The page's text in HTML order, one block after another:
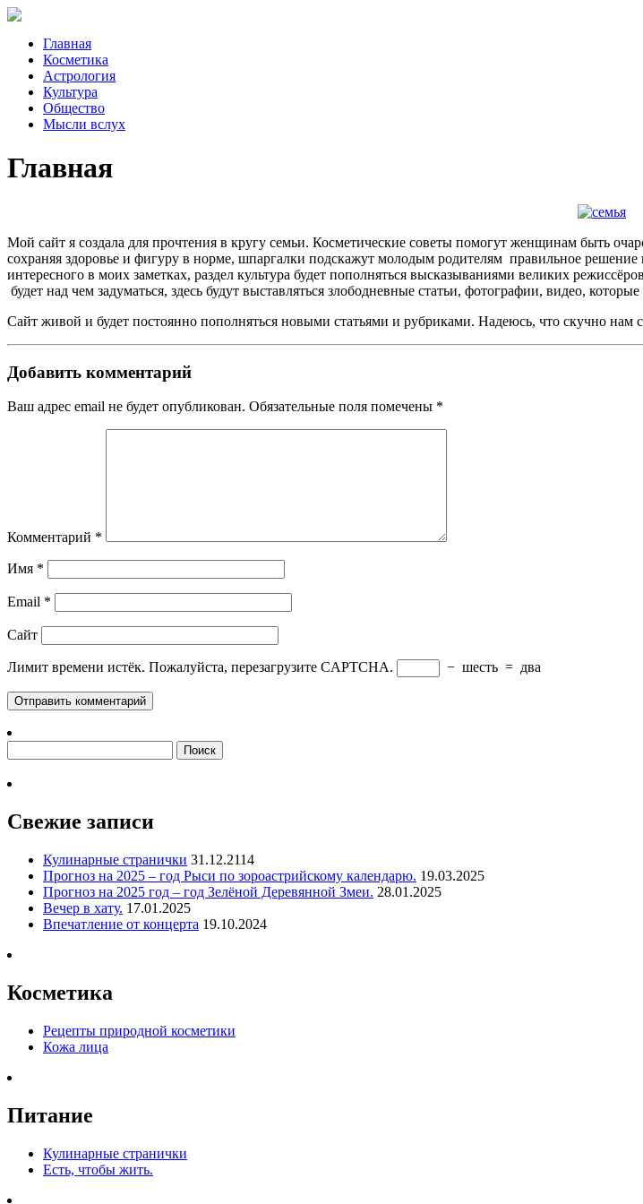
Главная
Косметика
Астрология
Культура
Общество
Мысли вслух
Главная
Мой сайт я создала для прочтения в кругу семьи. Косметические советы помогут женщинам быть
сохраняя здоровье и фигуру в норме, шпаргалки подскажут молодым родителям правильное
интересного в моих заметках, раздел культура будет пополняться высказываниями великих
будет над чем задуматься, здесь будут выставляться злободневные статьи, фотографии, видео,
Сайт живой и будет постоянно пополняться новыми статьями и рубриками. Надеюсь, что скучно нам с
Добавить комментарий
Ваш адрес email не будет опубликован. Обязательные поля помечены *
Комментарий *
Имя *
Email *
Сайт
Лимит времени истёк. Пожалуйста, перезагрузите CAPTCHA. − шесть = два
Свежие записи
Кулинарные странички 31.12.2114
Прогноз на 2025 – год Рыси по зороастрийскому календарю. 19.03.2025
Прогноз на 2025 год – год Зелёной Деревянной Змеи. 28.01.2025
Вечер в хату. 17.01.2025
Впечатление от концерта 19.10.2024
Косметика
Рецепты природной косметики
Кожа лица
Питание
Кулинарные странички
Есть, чтобы жить.